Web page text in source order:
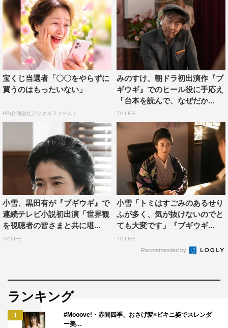
『ブギウギ』友近©NHK
朝ドラの時代モノが大好きで、特に昭和初期はコントでも
よくキャラでやるくらい好きなんでお話頂いた時はテンシ
ョンあがりました !!その時代を NHKさんのリアルなセッ
トで演じることができるなんて幸せ過ぎます。主演の趣里
さんの、現場での真剣な眼差し、丁寧な対応、それでいて
天真らんまんな振る舞いがとてもすてきでずっと目で追っ
てました。共演させていただいた近藤芳正さんとは休憩中
り楽しかったです。
三浦誠己 コメント
宝くじ当選者「〇〇をやらずに
買うのはもったいない」
PR(合同会社デジタルファーム )
みのすけ、朝ドラ初出演作『ブ
ギウギ』でのヒール役に手応え
「台本を読んで、なぜだか...
TV LIFE
小雪、黒田有が『ブギウギ』で
連続テレビ小説初出演「世界観
を視聴者の皆さまと共に堪...
TV LIFE
小雪「トミはすごみのあるせり
ふが多く、気が抜けないのでと
ても大変です」『ブギウギ...
TV LIFE
Recommended by
ランキング
1
#Mooove!・赤間四季、おさげ髪×ビキニ姿でスレンダ
ー美…